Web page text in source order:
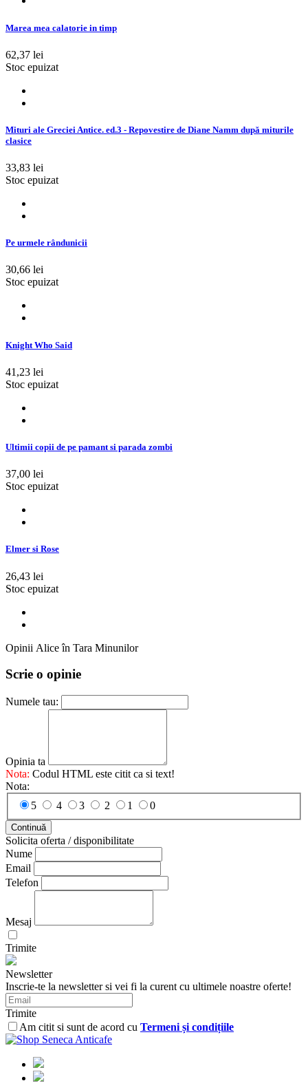
Marea mea calatorie in timp
62,37 lei
Stoc epuizat
Mituri ale Greciei Antice. ed.3 - Repovestire de Diane Namm după miturile
clasice
33,83 lei
Stoc epuizat
Pe urmele rândunicii
30,66 lei
Stoc epuizat
Knight Who Said
41,23 lei
Stoc epuizat
Ultimii copii de pe pamant si parada zombi
37,00 lei
Stoc epuizat
Elmer si Rose
26,43 lei
Stoc epuizat
Opinii Alice în Tara Minunilor
Scrie o opinie
Numele tau:
Opinia ta
Nota: Codul HTML este citit ca si text!
Nota:
5
4 3 2 1 0
Continuă
Solicita oferta / disponibilitate
Nume
Email
Telefon
Mesaj
Trimite
Newsletter
Inscrie-te la newsletter si vei fi la curent cu ultimele noastre oferte!
Trimite
Am citit si sunt de acord cu Termeni și condițiile